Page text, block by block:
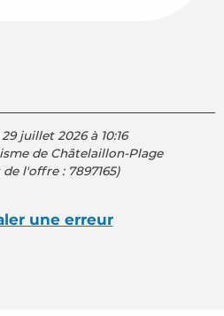
juillet 2026 à 10:16
de Châtelaillon-Plage
l'offre : 7897165)
une erreur